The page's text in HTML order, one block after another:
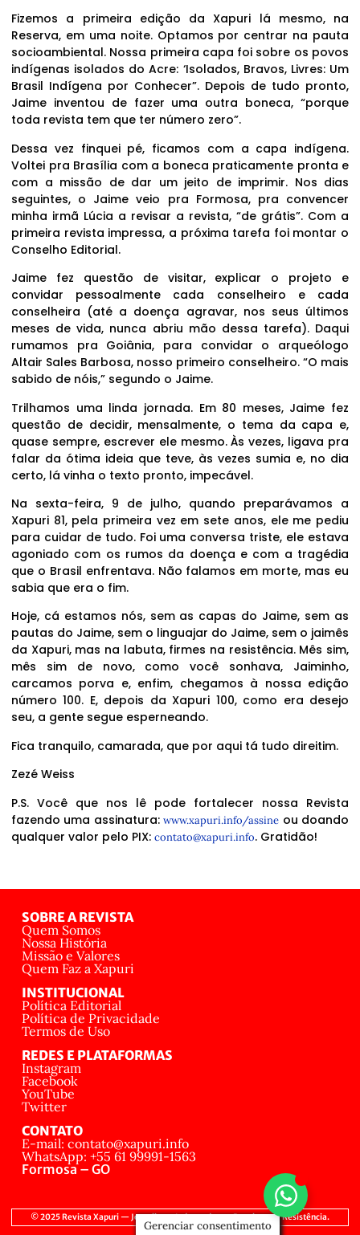
Fizemos a primeira edição da Xapuri lá mesmo, na
Reserva, em uma noite. Optamos por centrar na pauta
socioambiental. Nossa primeira capa foi sobre os povos
indígenas isolados do Acre: ‘Isolados, Bravos, Livres: Um
Brasil Indígena por Conhecer”. Depois de tudo pronto,
Jaime inventou de fazer uma outra boneca, “porque
toda revista tem que ter número zero”.
Dessa vez finquei pé, ficamos com a capa indígena.
Voltei pra Brasília com a boneca praticamente pronta e
com a missão de dar um jeito de imprimir. Nos dias
seguintes, o Jaime veio pra Formosa, pra convencer
minha irmã Lúcia a revisar a revista, “de grátis”. Com a
primeira revista impressa, a próxima tarefa foi montar o
Conselho Editorial.
Jaime fez questão de visitar, explicar o projeto e
convidar pessoalmente cada conselheiro e cada
conselheira (até a doença agravar, nos seus últimos
meses de vida, nunca abriu mão dessa tarefa). Daqui
rumamos pra Goiânia, para convidar o arqueólogo
Altair Sales Barbosa, nosso primeiro conselheiro. “O mais
sabido de nóis,” segundo o Jaime.
Trilhamos uma linda jornada. Em 80 meses, Jaime fez
questão de decidir, mensalmente, o tema da capa e,
quase sempre, escrever ele mesmo. Às vezes, ligava pra
falar da ótima ideia que teve, às vezes sumia e, no dia
certo, lá vinha o texto pronto, impecável.
Na sexta-feira, 9 de julho, quando preparávamos a
Xapuri 81, pela primeira vez em sete anos, ele me pediu
para cuidar de tudo. Foi uma conversa triste, ele estava
agoniado com os rumos da doença e com a tragédia
que o Brasil enfrentava. Não falamos em morte, mas eu
sabia que era o fim.
Hoje, cá estamos nós, sem as capas do Jaime, sem as
pautas do Jaime, sem o linguajar do Jaime, sem o jaimês
da Xapuri, mas na labuta, firmes na resistência. Mês sim,
mês sim de novo, como você sonhava, Jaiminho,
carcamos porva e, enfim, chegamos à nossa edição
número 100. E, depois da Xapuri 100, como era desejo
seu, a gente segue esperneando.
Fica tranquilo, camarada, que por aqui tá tudo direitim.
Zezé Weiss
P.S. Você que nos lê pode fortalecer nossa Revista
fazendo uma assinatura:www.xapuri.info/assine ou doando
qualquer valor pelo PIX: contato@xapuri.info. Gratidão!
SOBRE A REVISTA
Quem Somos
Nossa História
Missão e Valores
Quem Faz a Xapuri
INSTITUCIONAL
Política Editorial
Política de Privacidade
Termos de Uso
REDES E PLATAFORMAS
Instagram
Facebook
YouTube
Twitter
CONTATO
E-mail: contato@xapuri.info
WhatsApp: +55 61 99991-1563
Formosa – GO
© 2025 Revista Xapuri — Jornalismo Independente, Popular e de Resistência.
Gerenciar consentimento